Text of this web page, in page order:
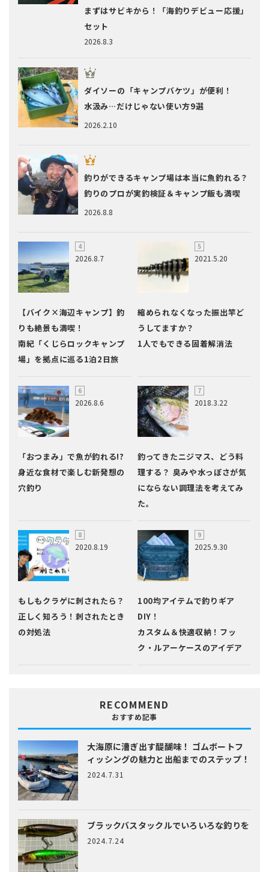
2026.8.3
まずはサビキから！「海釣りデビュー応援」
セット
2026.2.10
ダイソーの「キャンプバケツ」が便利！
水汲み…だけじゃない使い方9選
2026.8.8
釣りができるキャンプ場は本当に魚釣れる？
釣りのプロが実釣検証＆キャンプ飯も満喫
2026.8.7
【バイク×海辺キャンプ】釣
りも絶景も満喫！
南紀「くじらロックキャンプ
場」を拠点に巡る1泊2日旅
2021.5.20
縮められなくなった振出竿ど
うしてますか？
1人でもできる固着解消法
2026.8.6
「おつまみ」で魚が釣れる!?
身近な食材で楽しむ新発想の
穴釣り
2018.3.22
釣ってきたニジマス、どう料
理する？ 臭みや水っぽさが気
にならない調理法を考えてみ
た。
2020.8.19
もしもクラゲに刺されたら？
正しく知ろう！刺されたとき
の対処法
2025.9.30
100均アイテムで釣りギア
DIY！
カスタム＆快適収納！フッ
ク・ルアーケースのアイデア
RECOMMEND
おすすめ記事
大海原に漕ぎ出す醍醐味！ ゴムボートフ
ィッシングの魅力と出船までのステップ！
2024.7.31
ブラックバスタックルでいろいろな釣りを
2024.7.24